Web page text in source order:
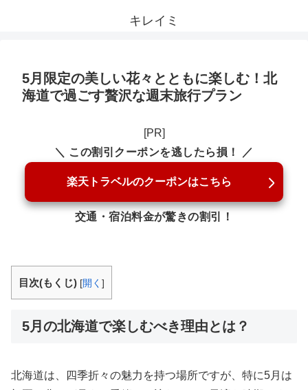
キレイミ
5月限定の美しい花々とともに楽しむ！北
海道で過ごす贅沢な週末旅行プラン
[PR]
＼ この割引クーポンを逃したら損！ ／
楽天トラベルのクーポンはこちら
交通・宿泊料金が驚きの割引！
目次(もくじ) [開く ]
5月の北海道で楽しむべき理由とは？
北海道は、四季折々の魅力を持つ場所ですが、特に5月は